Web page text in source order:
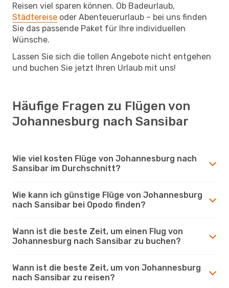
Reisen viel sparen können. Ob Badeurlaub,
Städtereise oder Abenteuerurlaub – bei uns finden
Sie das passende Paket für Ihre individuellen
Wünsche.
Lassen Sie sich die tollen Angebote nicht entgehen
und buchen Sie jetzt Ihren Urlaub mit uns!
Häufige Fragen zu Flügen von
Johannesburg nach Sansibar
Wie viel kosten Flüge von Johannesburg nach
Sansibar im Durchschnitt?
Wie kann ich günstige Flüge von Johannesburg
nach Sansibar bei Opodo finden?
Wann ist die beste Zeit, um einen Flug von
Johannesburg nach Sansibar zu buchen?
Wann ist die beste Zeit, um von Johannesburg
nach Sansibar zu reisen?